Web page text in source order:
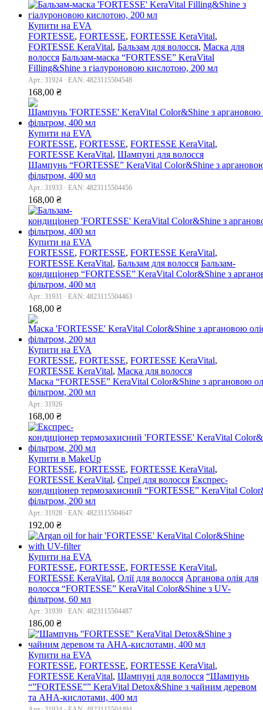
Купити на EVA
FORTESSE, FORTESSE, FORTESSE KeraVital,
FORTESSE KeraVital, Бальзам для волосся, Маска для
волосся Бальзам-маска “FORTESSE” KeraVital
Filling&Shine з гіалуроновою кислотою, 200 мл
Арт.: 31924 · EAN: 4823115504548
168,00 ₴
Купити на EVA
FORTESSE, FORTESSE, FORTESSE KeraVital,
FORTESSE KeraVital, Шампуні для волосся
Шампунь “FORTESSE” KeraVital Color&Shine з
фільтром, 400 мл
Арт.: 31933 · EAN: 4823115504456
168,00 ₴
Купити на EVA
FORTESSE, FORTESSE, FORTESSE KeraVital,
FORTESSE KeraVital, Бальзам для волосся Бальзам-
кондиціонер “FORTESSE” KeraVital Color&Shine з
фільтром, 400 мл
Арт.: 31931 · EAN: 4823115504463
168,00 ₴
Купити на EVA
FORTESSE, FORTESSE, FORTESSE KeraVital,
FORTESSE KeraVital, Маска для волосся
Маска “FORTESSE” KeraVital Color&Shine з аргановою
фільтром, 200 мл
Арт.: 31926
168,00 ₴
Купити в MakeUp
FORTESSE, FORTESSE, FORTESSE KeraVital,
FORTESSE KeraVital, Спреї для волосся Експрес-
кондиціонер термозахисний “FORTESSE” KeraVital
фільтром, 200 мл
Арт.: 31928 · EAN: 4823115504647
192,00 ₴
Купити на EVA
FORTESSE, FORTESSE, FORTESSE KeraVital,
FORTESSE KeraVital, Олії для волосся Арганова олія для
волосся “FORTESSE” KeraVital Color&Shine з UV-
фільтром, 60 мл
Арт.: 31939 · EAN: 4823115504487
186,00 ₴
Купити на EVA
FORTESSE, FORTESSE, FORTESSE KeraVital,
FORTESSE KeraVital, Шампуні для волосся “Шампунь
“”FORTESSE”” KeraVital Detox&Shine з чайним деревом
та AHA-кислотами, 400 мл